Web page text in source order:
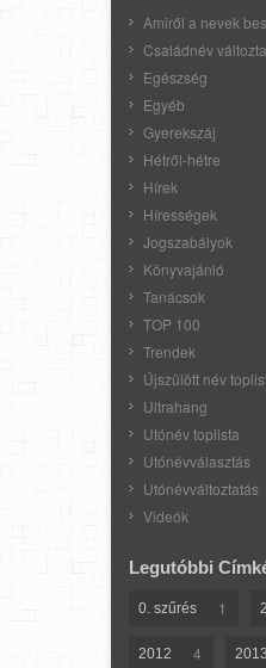
Amiről a nevek
Családnév
Egészség
Egyéb
Gyerekszáj
Hétről-hétre
Hírek
Hírességek
Jogszabályok
Könyvajánló
Tanácsok
TOP 100
Trendek
Újszülött név
Ultrahang
Utónév toplista
Utónévválasztás
Utónévváltoztatás
Videók
Legutóbbi
0. szűrés 1
2012 4 2013